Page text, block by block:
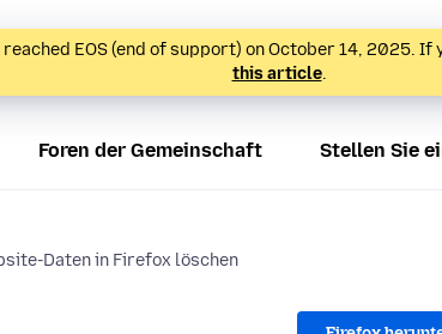
EOS (end of support) on October 14, 2025. If
this article.
Foren der Gemeinschaft Stellen Sie
Daten in Firefox löschen